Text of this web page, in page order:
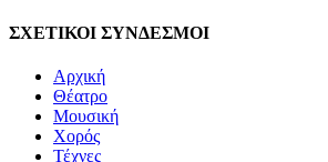
ΣΧΕΤΙΚΟΙ ΣΥΝΔΕΣΜΟΙ
Αρχική
Θέατρο
Μουσική
Χορός
Τέχνες